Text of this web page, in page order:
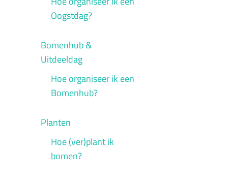
Oogstdag?
Bomenhub &
Uitdeeldag
Hoe organiseer ik een
Bomenhub?
Planten
Hoe (ver)plant ik
bomen?